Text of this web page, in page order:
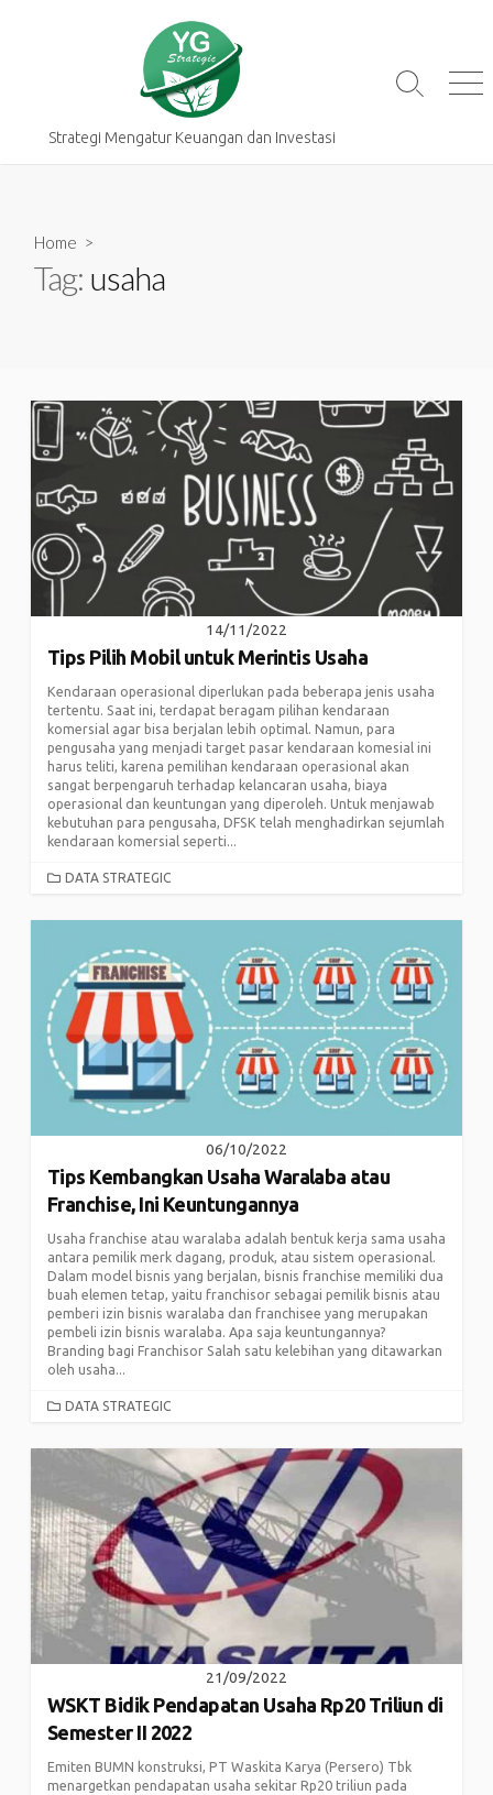
Strategi Mengatur Keuangan dan Investasi
Search
Home >
Tag: usaha
14/11/2022
Tips Pilih Mobil untuk Merintis Usaha
Kendaraan operasional diperlukan pada beberapa jenis usaha
tertentu. Saat ini, terdapat beragam pilihan kendaraan
komersial agar bisa berjalan lebih optimal. Namun, para
pengusaha yang menjadi target pasar kendaraan komesial ini
harus teliti, karena pemilihan kendaraan operasional akan
sangat berpengaruh terhadap kelancaran usaha, biaya
operasional dan keuntungan yang diperoleh. Untuk menjawab
kebutuhan para pengusaha, DFSK telah menghadirkan sejumlah
kendaraan komersial seperti...
CATEGORIES
DATA STRATEGIC
06/10/2022
Tips Kembangkan Usaha Waralaba atau
Franchise, Ini Keuntungannya
Usaha franchise atau waralaba adalah bentuk kerja sama usaha
antara pemilik merk dagang, produk, atau sistem operasional.
Dalam model bisnis yang berjalan, bisnis franchise memiliki dua
buah elemen tetap, yaitu franchisor sebagai pemilik bisnis atau
pemberi izin bisnis waralaba dan franchisee yang merupakan
pembeli izin bisnis waralaba. Apa saja keuntungannya?
Branding bagi Franchisor Salah satu kelebihan yang ditawarkan
oleh usaha...
CATEGORIES
DATA STRATEGIC
21/09/2022
WSKT Bidik Pendapatan Usaha Rp20 Triliun di
Semester II 2022
Emiten BUMN konstruksi, PT Waskita Karya (Persero) Tbk
menargetkan pendapatan usaha sekitar Rp20 triliun pada